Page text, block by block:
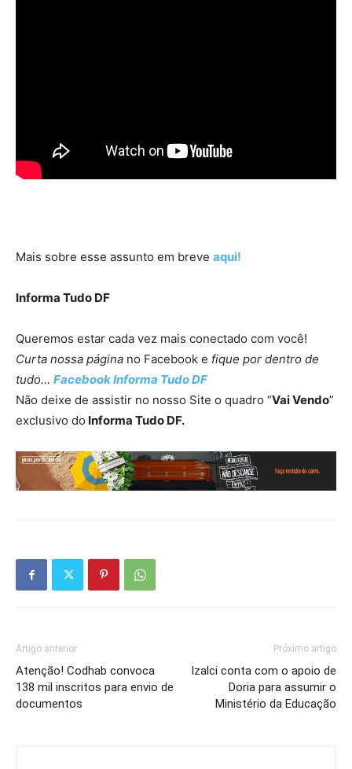
Mais sobre esse assunto em breve aqui!
Informa Tudo DF
Queremos estar cada vez mais conectado com você!
Curta nossa página no Facebook e fique por dentro de
tudo… Facebook Informa Tudo DF
Não deixe de assistir no nosso Site o quadro “Vai Vendo”
exclusivo do Informa Tudo DF.
Artigo anterior
Atenção! Codhab convoca
138 mil inscritos para envio de
documentos
Próximo artigo
Izalci conta com o apoio de
Doria para assumir o
Ministério da Educação